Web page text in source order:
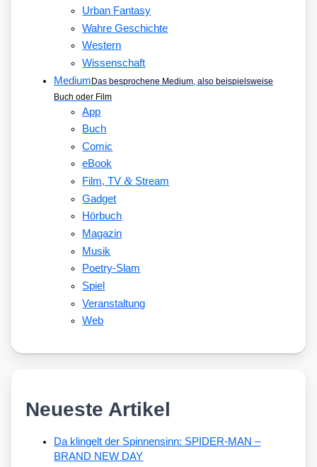
Urban Fantasy
Wahre Geschichte
Western
Wissenschaft
MediumDas besprochene Medium, also beispielsweise
Buch oder Film
App
Buch
Comic
eBook
Film, TV&Stream
Gadget
Hörbuch
Magazin
Musik
Poetry-Slam
Spiel
Veranstaltung
Web
Neueste Artikel
Da klingelt der Spinnensinn: SPIDER-MAN –
BRAND NEW DAY